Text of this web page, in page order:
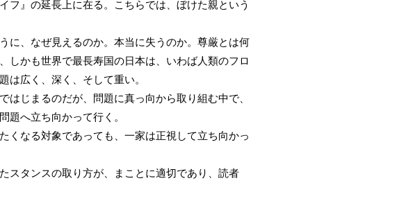
』の延長上に在る。こちらでは、ぼけた親という
に、なぜ見えるのか。本当に失うのか。尊厳とは何
しかも世界で最長寿国の日本は、いわば人類のフロ
は広く、深く、そして重い。
じまるのだが、問題に真っ向から取り組む中で、
題へ立ち向かって行く。
くなる対象であっても、一家は正視して立ち向かっ
スタンスの取り方が、まことに適切であり、読者